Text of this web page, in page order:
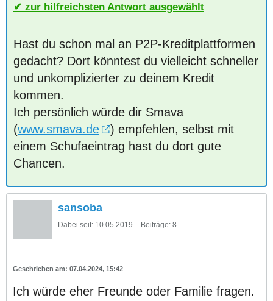
zur hilfreichsten Antwort ausgewählt
Hast du schon mal an P2P-Kreditplattformen
gedacht? Dort könntest du vielleicht schneller
und unkomplizierter zu deinem Kredit
kommen.
Ich persönlich würde dir Smava
(www.smava.de
) empfehlen, selbst mit
einem Schufaeintrag hast du dort gute
Chancen.
sansoba
Dabei seit: 10.05.2019 Beiträge: 8
07.04.2024, 15:42
Ich würde eher Freunde oder Familie fragen.